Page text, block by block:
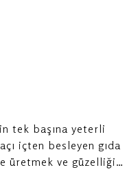
tek başına yeterli
içten besleyen gıda
üretmek ve güzelliği